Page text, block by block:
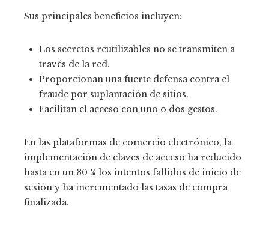
Sus principales beneficios incluyen:
Los secretos reutilizables no se transmiten a
través de la red.
Proporcionan una fuerte defensa contra el
fraude por suplantación de sitios.
Facilitan el acceso con uno o dos gestos.
En las plataformas de comercio electrónico, la
implementación de claves de acceso ha reducido
hasta en un 30 % los intentos fallidos de inicio de
sesión y ha incrementado las tasas de compra
finalizada.